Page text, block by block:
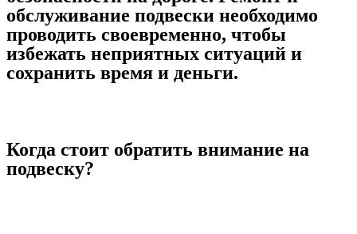
обслуживание подвески необходимо
проводить своевременно, чтобы
избежать неприятных ситуаций и
сохранить время и деньги.
Когда стоит обратить внимание на
подвеску?